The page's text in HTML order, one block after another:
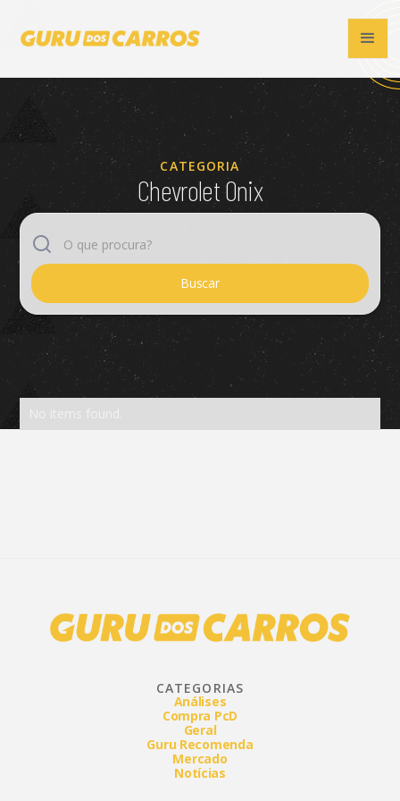
CATEGORIA
Chevrolet Onix
CATEGORIAS
Análises
Compra PcD
Geral
Guru Recomenda
Mercado
Notícias